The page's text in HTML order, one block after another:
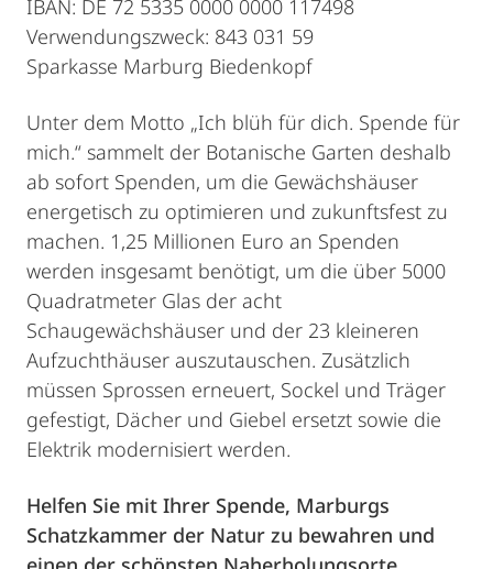
IBAN: DE 72 5335 0000 0000 117498
Verwendungszweck: 843 031 59
Sparkasse Marburg Biedenkopf
Unter dem Motto „Ich blüh für dich. Spende für
mich.“ sammelt der Botanische Garten deshalb
ab sofort Spenden, um die Gewächshäuser
energetisch zu optimieren und zukunftsfest zu
machen. 1,25 Millionen Euro an Spenden
werden insgesamt benötigt, um die über 5000
Quadratmeter Glas der acht
Schaugewächshäuser und der 23 kleineren
Aufzuchthäuser auszutauschen. Zusätzlich
müssen Sprossen erneuert, Sockel und Träger
gefestigt, Dächer und Giebel ersetzt sowie die
Elektrik modernisiert werden.
Helfen Sie mit Ihrer Spende, Marburgs
Schatzkammer der Natur zu bewahren und